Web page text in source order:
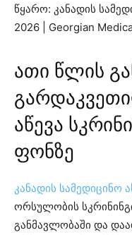
წყარო: კანადის
2026 | Georgian
ათი წლის
აწევა
ფონზე
კანადის სამედიცინო
ორსულობის
განმავლობაში და